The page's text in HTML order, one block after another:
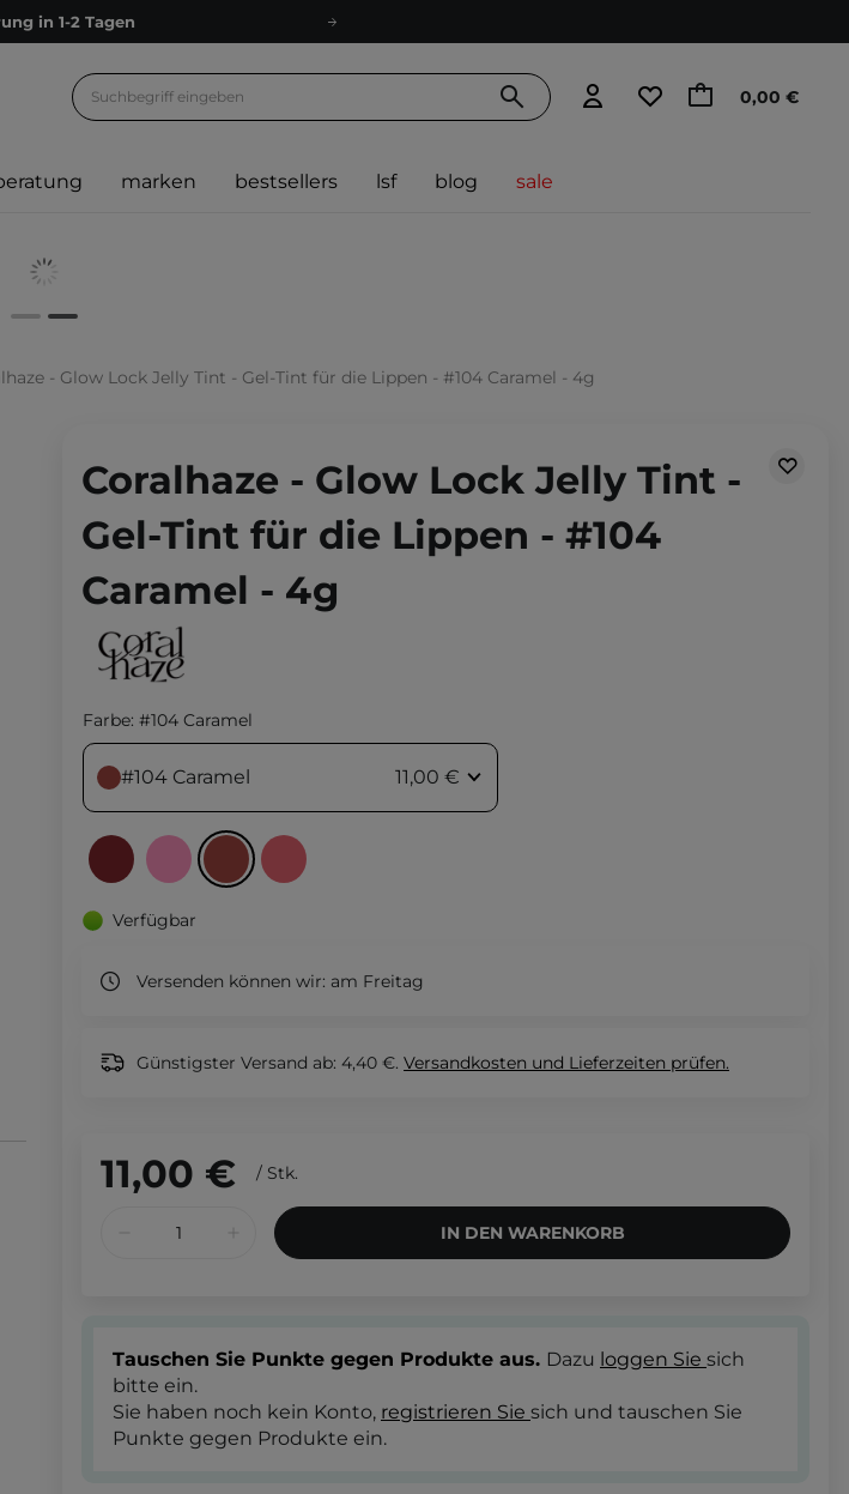
in 1-2 Tagen
Versand ab 60 €
und Österreich
in 1-2 Tagen
sammle noch mehr Punkte
Versand ab 60 €
0,00 €
marken bestsellers lsf blog sale
- Glow Lock Jelly Tint - Gel-Tint für die Lippen - #104 Caramel - 4g
Coralhaze - Glow Lock Jelly Tint -
Gel-Tint für die Lippen - #104
Caramel - 4g
Farbe: #104 Caramel
#104 Caramel 11,00 €
Verfügbar
Versenden können wir: am Freitag
Günstigster Versand ab: 4,40 €. Versandkosten und Lieferzeiten prüfen.
11,00 € / Stk.
IN DEN WARENKORB
Tauschen Sie Punkte gegen Produkte aus. Dazu loggen Sie sich
bitte ein.
Sie haben noch kein Konto, registrieren Sie sich und tauschen Sie
Punkte gegen Produkte ein.